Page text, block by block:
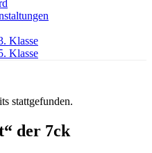
Klasse
Klasse
stattgefunden.
der 7ck